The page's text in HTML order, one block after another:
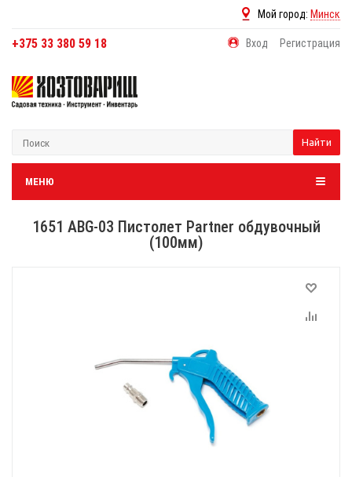
Мой город: Минск
+375 33 380 59 18 Вход Регистрация
Найти
МЕНЮ
1651 ABG-03 Пистолет Partner обдувочный
(100мм)